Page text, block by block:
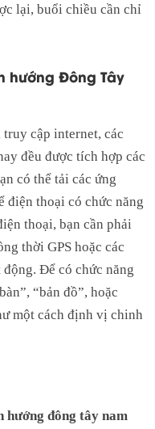
lại, buổi chiều cần chỉ
hướng Đông Tây
cập internet, các
đều được tích hợp các
có thể tải các ứng
điện thoại có chức năng
thoại, bạn cần phải
thời GPS hoặc các
Để có chức năng
“bản đồ”, hoặc
một cách định vị chinh
hướng đông tây nam